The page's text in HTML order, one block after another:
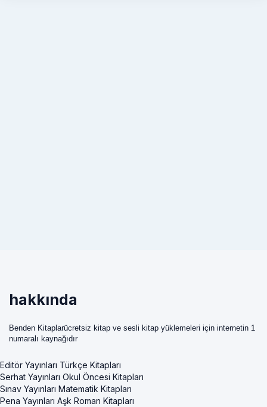
hakkında
Benden Kitaplarücretsiz kitap ve sesli kitap yüklemeleri için internetin 1
numaralı kaynağıdır
Editör Yayınları Türkçe Kitapları
Serhat Yayınları Okul Öncesi Kitapları
Sınav Yayınları Matematik Kitapları
Pena Yayınları Aşk Roman Kitapları